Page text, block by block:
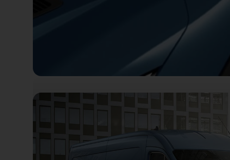
passager avant et d’airbags latéraux.